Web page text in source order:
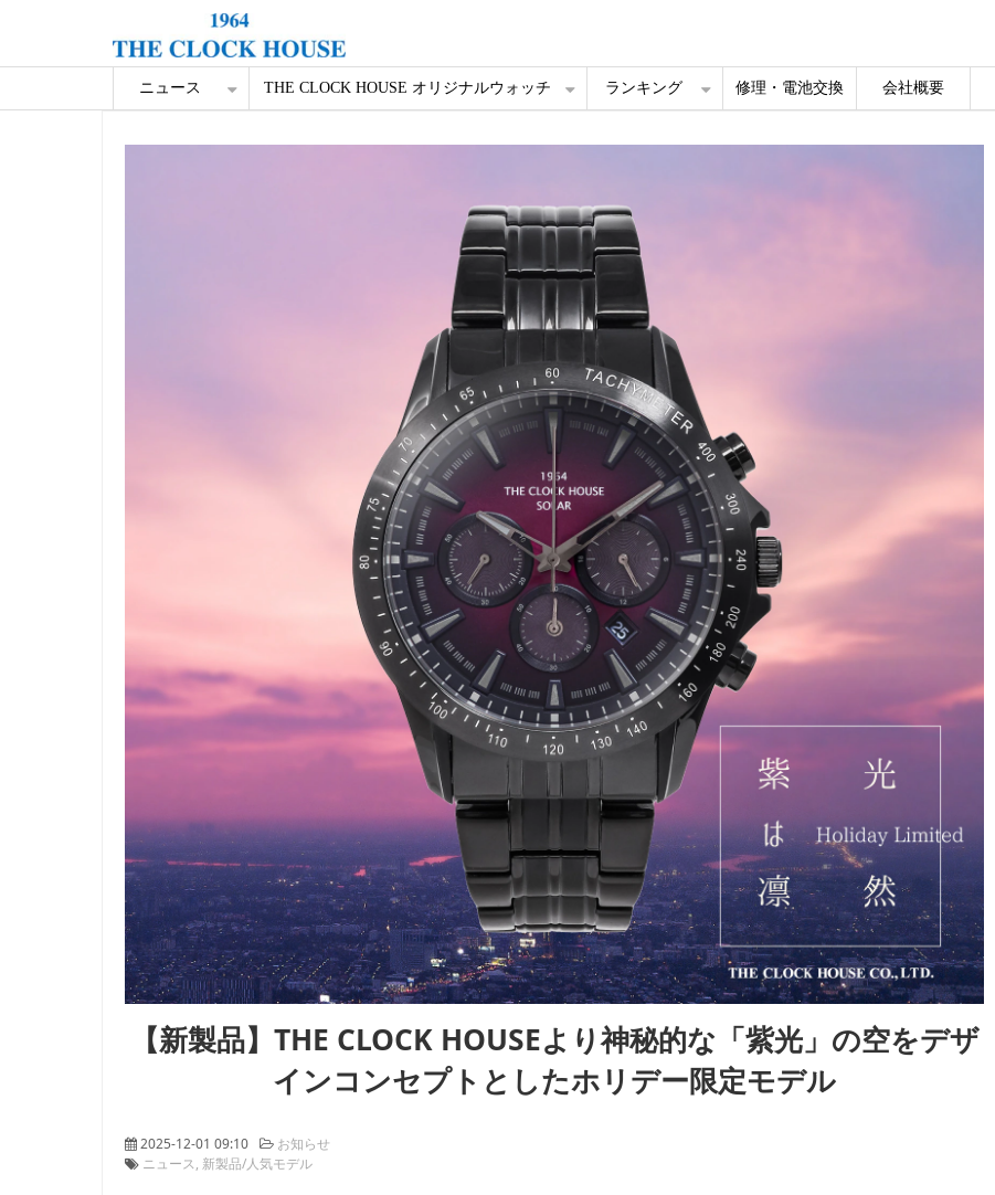
ニュース THE CLOCK HOUSE オリジナルウォッチ ランキング 修理・電池交換 会社概要
【新製品】THE CLOCK HOUSEより神秘的な「紫光」の空をデザ
インコンセプトとしたホリデー限定モデル
2025-12-01 09:10
お知らせ
ニュース 新製品/人気モデル